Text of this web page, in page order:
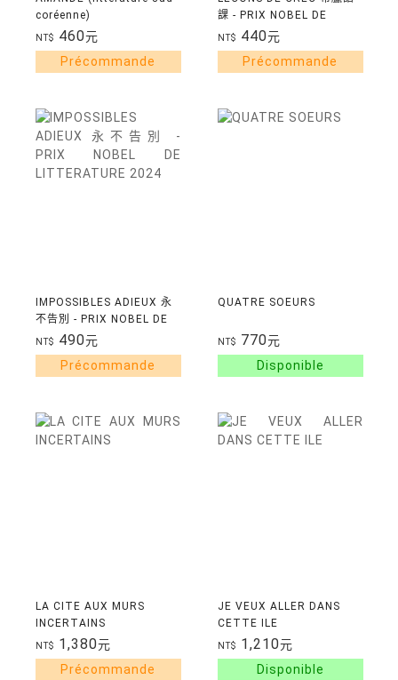
coréenne)
NT$ 460元
課 - PRIX NOBEL DE
LITTERATURE 2024
NT$ 440元
IMPOSSIBLES ADIEUX 永
不告別 - PRIX NOBEL DE
LITTERATURE 2024
NT$ 490元
QUATRE SOEURS
NT$ 770元
LA CITE AUX MURS
INCERTAINS
NT$ 1,380元
JE VEUX ALLER DANS
CETTE ILE
NT$ 1,210元